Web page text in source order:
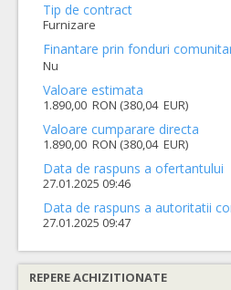
Tip de contract
Furnizare
Finantare prin fonduri
Nu
Valoare estimata
1.890,00 RON (380,04 EUR)
Valoare cumparare directa
1.890,00 RON (380,04 EUR)
Data de raspuns a ofertantului
27.01.2025 09:46
Data de raspuns a autoritatii
27.01.2025 09:47
REPERE ACHIZITIONATE